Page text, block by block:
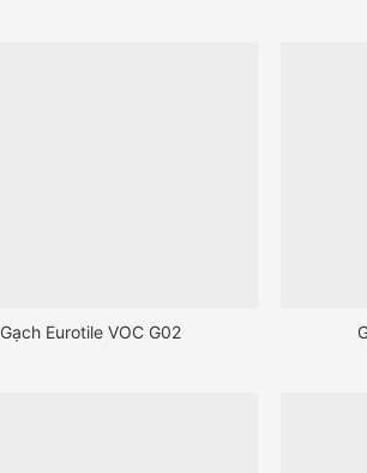
Gạch Eurotile VOC G02